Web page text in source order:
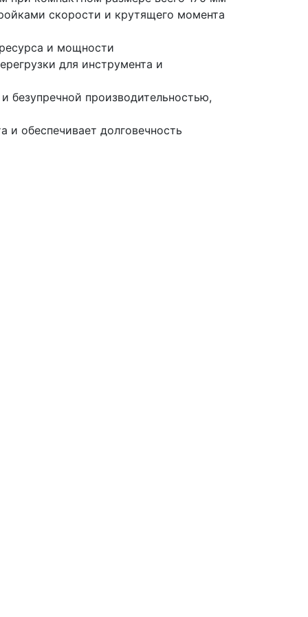
скорости и крутящего момента
и мощности
для инструмента и
безупречной производительностью,
и обеспечивает долговечность